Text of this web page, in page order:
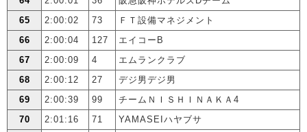
65
2:00:02 73
ＦＴ設備マネジメント
66
2:00:04 127
エイコーB
67
2:00:09 4
エムランクラブ
68
2:00:12 27
デジ男デジ男
69
2:00:39 99
チームＮＩＳＨＩＮＡＫＡ4
70
2:01:16 71
YAMASEIハヤブサ